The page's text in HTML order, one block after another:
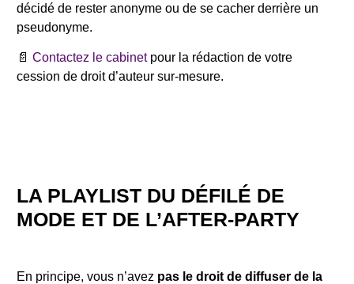
décidé de rester anonyme ou de se cacher derrière un
pseudonyme.
📄 Contactez le cabinetpour la rédaction de votre
cession de droit d’auteur sur-mesure.
LA PLAYLIST DU DÉFILÉ DE
MODE ET DE L’AFTER-PARTY
En principe, vous n’avez pas le droit de diffuser de la